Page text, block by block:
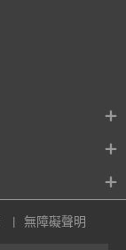
無障礙聲明